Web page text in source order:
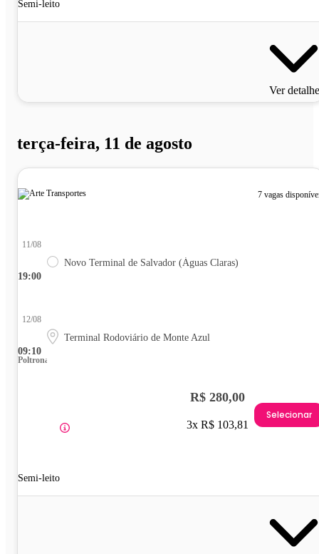
Semi-leito
Ver
terça-feira, 11 de agosto
7 vagas
19:00
11/08
Novo Terminal de Salvador (Águas Claras)
09:10
12/08
Terminal Rodoviário de Monte Azul
Poltrona
Semi-leito
R$ 280,00
3x R$ 103,81
Selecionar